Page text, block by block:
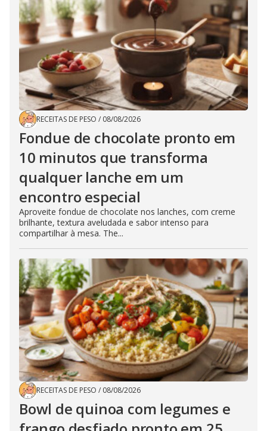
RECEITAS DE PESO / 08/08/2026
Fondue de chocolate pronto em
10 minutos que transforma
qualquer lanche em um
encontro especial
Aproveite fondue de chocolate nos lanches, com creme
brilhante, textura aveludada e sabor intenso para
compartilhar à mesa. The...
RECEITAS DE PESO / 08/08/2026
Bowl de quinoa com legumes e